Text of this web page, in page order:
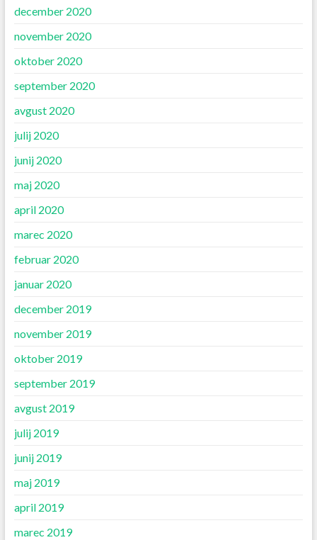
december 2020
november 2020
oktober 2020
september 2020
avgust 2020
julij 2020
junij 2020
maj 2020
april 2020
marec 2020
februar 2020
januar 2020
december 2019
november 2019
oktober 2019
september 2019
avgust 2019
julij 2019
junij 2019
maj 2019
april 2019
marec 2019